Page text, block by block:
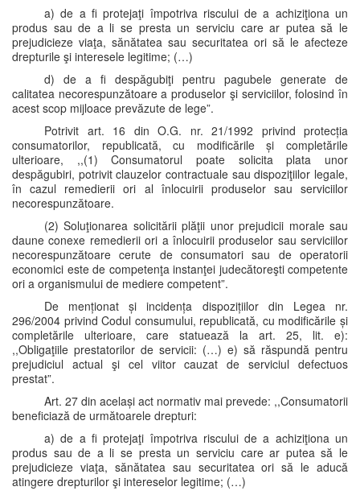
a) de a fi protejaţi împotriva riscului de a achiziţiona un
produs sau de a li se presta un serviciu care ar putea să le
prejudicieze viaţa, sănătatea sau securitatea ori să le afecteze
drepturile şi interesele legitime; (…)
d) de a fi despăgubiţi pentru pagubele generate de
calitatea necorespunzătoare a produselor şi serviciilor, folosind în
acest scop mijloace prevăzute de lege”.
Potrivit art. 16 din O.G. nr. 21/1992 privind protecția
consumatorilor, republicată, cu modificările și completările
ulterioare, ,,(1) Consumatorul poate solicita plata unor
despăgubiri, potrivit clauzelor contractuale sau dispoziţiilor legale,
în cazul remedierii ori al înlocuirii produselor sau serviciilor
necorespunzătoare.
(2) Soluţionarea solicitării plăţii unor prejudicii morale sau
daune conexe remedierii ori a înlocuirii produselor sau serviciilor
necorespunzătoare cerute de consumatori sau de operatorii
economici este de competenţa instanţei judecătoreşti competente
ori a organismului de mediere competent”.
De menționat și incidența dispozițiilor din Legea nr.
296/2004 privind Codul consumului, republicată, cu modificările și
completările ulterioare, care statuează la art. 25, lit. e):
,,Obligaţiile prestatorilor de servicii: (…) e) să răspundă pentru
prejudiciul actual şi cel viitor cauzat de serviciul defectuos
prestat”.
Art. 27 din același act normativ mai prevede: ,,Consumatorii
beneficiază de următoarele drepturi:
a) de a fi protejaţi împotriva riscului de a achiziţiona un
produs sau de a li se presta un serviciu care ar putea să le
prejudicieze viaţa, sănătatea sau securitatea ori să le aducă
atingere drepturilor şi intereselor legitime; (…)